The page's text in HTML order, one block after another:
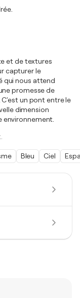
et de textures
capturer le
qui nous attend
promesse de
un pont entre le
dimension
Bleu Ciel